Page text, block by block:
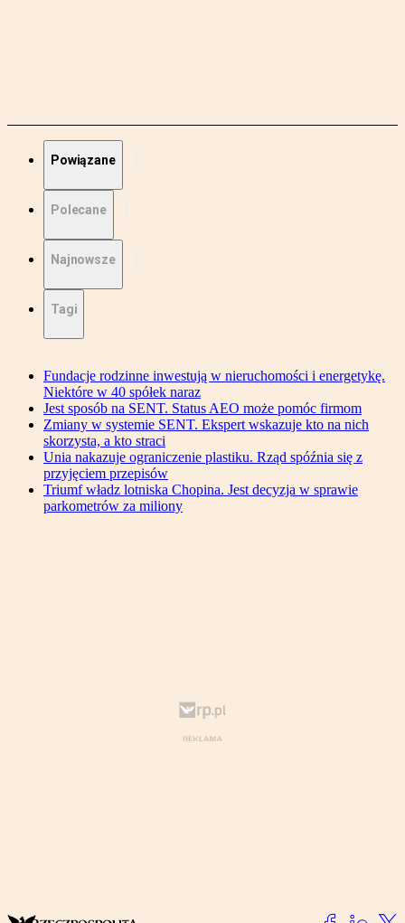
Powiązane
Polecane
Najnowsze
Tagi
Fundacje rodzinne inwestują w nieruchomości i energetykę.
Niektóre w 40 spółek naraz
Jest sposób na SENT. Status AEO może pomóc firmom
Zmiany w systemie SENT. Ekspert wskazuje kto na nich
skorzysta, a kto straci
Unia nakazuje ograniczenie plastiku. Rząd spóźnia się z
przyjęciem przepisów
Triumf władz lotniska Chopina. Jest decyzja w sprawie
parkometrów za miliony